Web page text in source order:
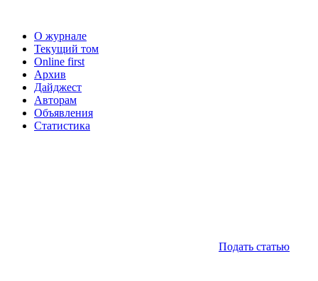
О журнале
Текущий том
Online first
Архив
Дайджест
Авторам
Объявления
Статистика
Подать статью